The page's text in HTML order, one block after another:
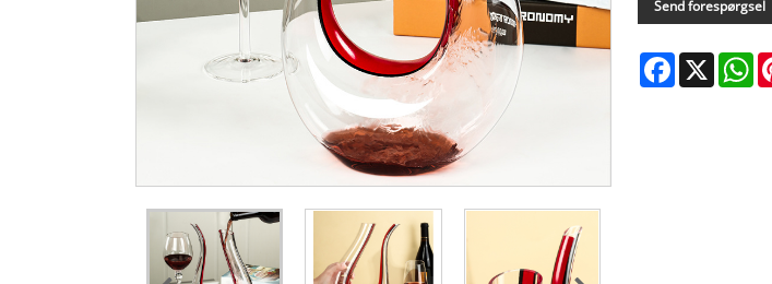
Send forespørgsel
Facebook
X